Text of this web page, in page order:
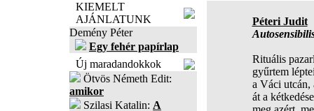
KIEMELT
AJÁNLATUNK
Demény Péter
Egy fehér papírlap
Új maradandokkok
Ötvös Németh Edit:
amikor
Szilasi Katalin: A
Péteri Judit
Rituális
gyűrtem
a Váci utcán,
át a